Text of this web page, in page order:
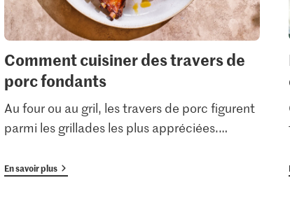
Comment cuisiner des travers de
porc fondants
Au four ou au gril, les travers de porc figurent
parmi les grillades les plus appréciées.…
En savoir plus